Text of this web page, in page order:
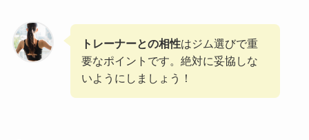
トレーナーとの相性はジム選びで重
要なポイントです。絶対に妥協しな
いようにしましょう！